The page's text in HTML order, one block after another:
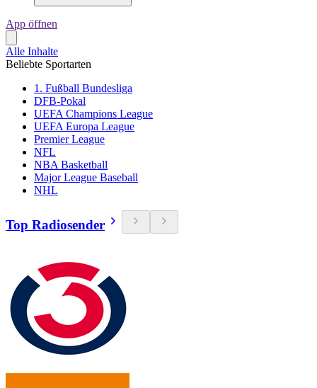
App öffnen
Alle Inhalte
Beliebte Sportarten
1. Fußball Bundesliga
DFB-Pokal
UEFA Champions League
UEFA Europa League
Premier League
NFL
NBA Basketball
Major League Baseball
NHL
Top Radiosender